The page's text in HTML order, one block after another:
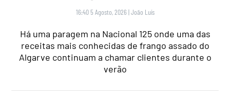
16:40 5 Agosto, 2026 |João Luís
Há uma paragem na Nacional 125 onde uma das
receitas mais conhecidas de frango assado do
Algarve continuam a chamar clientes durante o
verão